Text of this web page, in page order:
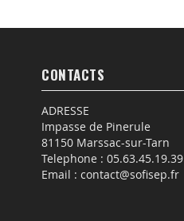
CONTACTS
ADRESSE
Impasse de Pinerule
81150 Marssac-sur-Tarn
Telephone : 05.63.45.19.39
Email : contact@sofisep.fr